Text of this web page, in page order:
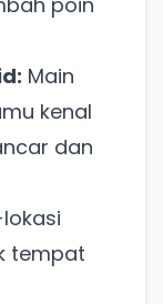
Main
kenal
dan
tempat